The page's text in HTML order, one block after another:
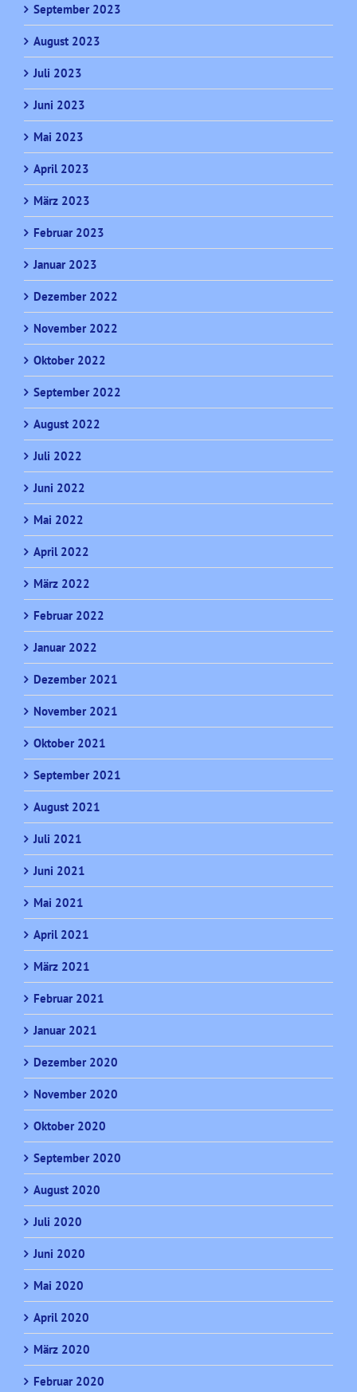
September 2023
August 2023
Juli 2023
Juni 2023
Mai 2023
April 2023
März 2023
Februar 2023
Januar 2023
Dezember 2022
November 2022
Oktober 2022
September 2022
August 2022
Juli 2022
Juni 2022
Mai 2022
April 2022
März 2022
Februar 2022
Januar 2022
Dezember 2021
November 2021
Oktober 2021
September 2021
August 2021
Juli 2021
Juni 2021
Mai 2021
April 2021
März 2021
Februar 2021
Januar 2021
Dezember 2020
November 2020
Oktober 2020
September 2020
August 2020
Juli 2020
Juni 2020
Mai 2020
April 2020
März 2020
Februar 2020